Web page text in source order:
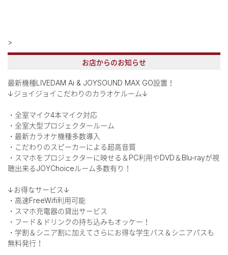
>
お店からのお知らせ
最新機種LIVEDAM Ai & JOYSOUND MAX GO設置！
↓ジョイジョイこだわりのカラオケルーム↓
・全室マイク4本マイク対応
・全室大型プロジェクタールーム
・最新カラオケ機種多数導入
・こだわりのスピーカーによる超高音質
・スマホをプロジェクターに映せる＆PC利用やDVD＆Blu-rayが視
聴出来るJOYChoiceルーム多数有り！
↓お得なサービス↓
・高速FreeWifi利用可能
・スマホ充電器の貸出サービス
・フード＆ドリンクの持ち込みもオッケー！
・学割＆シニア割に加えてさらにお得な学生パス＆シニアパスも
無料発行！